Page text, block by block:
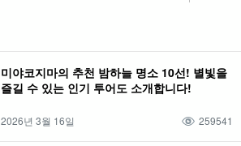
관광명소 봄 일몰 별 장마
액티비티 별이 빛나는 하늘
미야코지마의 추천 밤하늘 명소 10선! 별빛을
즐길 수 있는 인기 투어도 소개합니다!
2026년 3월 16일 259541